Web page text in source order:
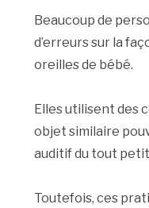
Beaucoup de
d’erreurs sur la
oreilles de bébé.
Elles utilisent des
objet similaire
auditif du tout
Toutefois, ces